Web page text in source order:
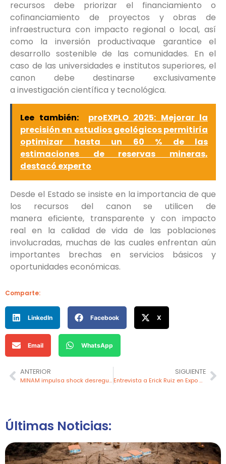
recursos debe priorizar el financiamiento o
cofinanciamiento de proyectos y obras de
infraestructura con impacto regional o local, así
como la inversión productivaque garantice el
desarrollo sostenible de las comunidades. En el
caso de las universidades e institutos superiores, el
canon debe destinarse exclusivamente
a investigación científica y tecnológica.
Lee también:
proEXPLO 2025: Mejorar la
precisión en estudios geológicos permitiría
optimizar hasta un 60 % de las
estimaciones de reservas mineras,
destacó experto
Desde el Estado se insiste en la importancia de que
los recursos del canon se utilicen de
manera eficiente, transparente y con impacto
real en la calidad de vida de las poblaciones
involucradas, muchas de las cuales enfrentan aún
importantes brechas en servicios básicos y
oportunidades económicas.
Comparte:
LinkedIn Facebook X
Email WhatsApp
ANTERIOR
MINAM impulsa shock desregulatorio y Reinfo como estrategias clave para agilizar inversiones
SIGUIENTE
Entrevista a Erick Ruiz en Expo Cummins 2025
Últimas Noticias: